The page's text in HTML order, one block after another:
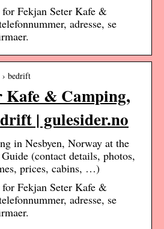
Fekjan Seter Kafe &
adresse, se
› bedrift
Kafe & Camping,
| gulesider.no
in Nesbyen, Norway at the
(contact details, photos,
prices, cabins, …)
Fekjan Seter Kafe &
adresse, se